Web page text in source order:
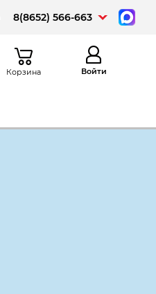
8(8652) 566-663
Корзина Войти